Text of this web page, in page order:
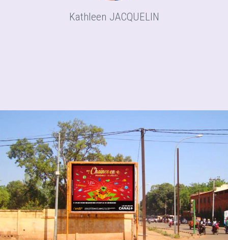
illustratifs. Ils ont nourri notre
Je recommande chaudement
Fanny qui a su faire preuve de
beaucoup de disponibilité,
d’écoute et de souplesse dans nos
échanges, tout en fournissant un
travail à la fois créatif et
d’excellente qualité !
N’hésitez plus !
Kathleen JACQUELIN